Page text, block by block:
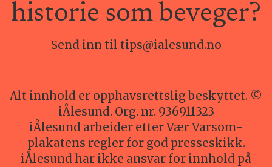
historie som beveger?
Send inn til tips@ialesund.no
Alt innhold er opphavsrettslig beskyttet. ©
iÅlesund. Org. nr. 936911323
iÅlesund arbeider etter Vær Varsom-
plakatens regler for god presseskikk.
iÅlesund har ikke ansvar for innhold på